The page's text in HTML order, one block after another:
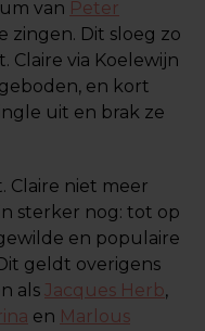
van Peter
zingen. Dit sloeg zo
Claire via Koelewijn
en kort
uit en brak ze
Claire niet meer
sterker nog: tot op
en populaire
geldt overigens
als Jacques Herb,
en Marlous